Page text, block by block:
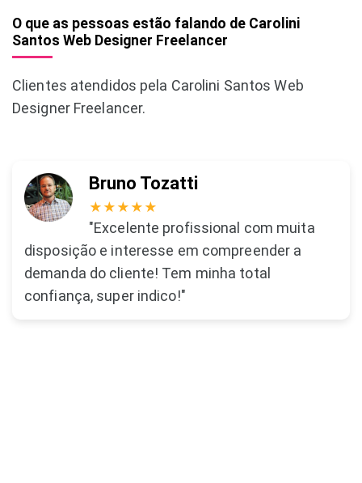
O que as pessoas estão falando de Carolini
Santos Web Designer Freelancer
Clientes atendidos pela Carolini Santos Web
Designer Freelancer.
Bruno Tozatti
★★★★★
"Excelente profissional com muita
disposição e interesse em compreender a
demanda do cliente! Tem minha total
confiança, super indico!"